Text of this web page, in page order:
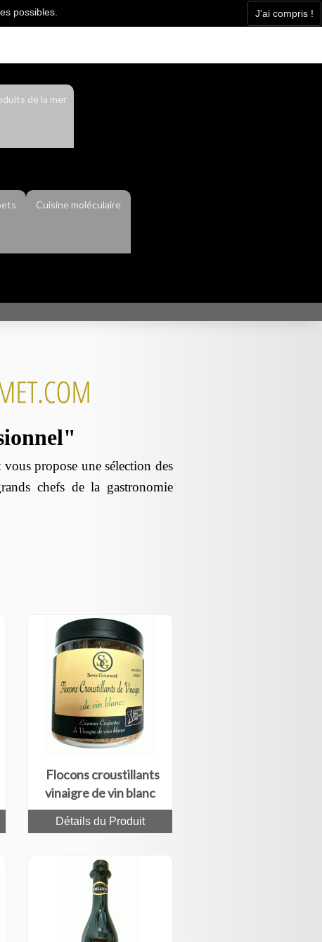
possibles. J'ai compris !
de la mer
Cuisine moléculaire
propose une sélection des
chefs de la gastronomie
Flocons croustillants
vinaigre de vin blanc
200g
Détails du Produit